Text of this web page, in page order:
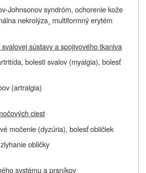
Johnsonov syndróm, ochorenie kože
nekrolýza¸ multiformný erytém
sústavy a spojivového tkaniva
bolesti svalov (myalgia), bolesť
(artralgia)
ciest
močenie (dyzúria), bolesť obličiek
obličky
systému a prsníkov